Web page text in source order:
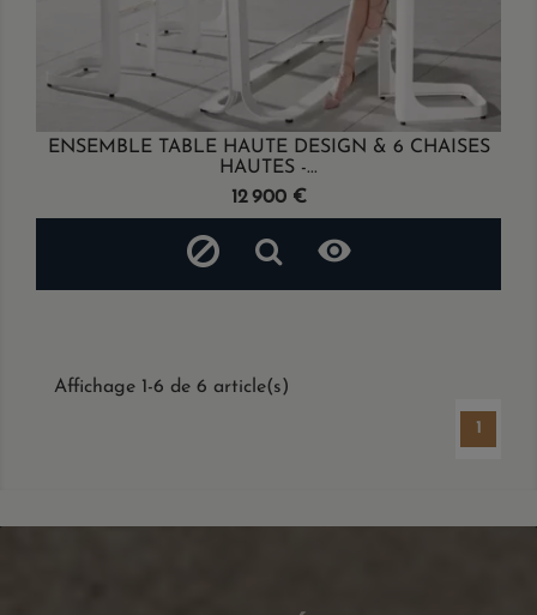
ENSEMBLE TABLE HAUTE DESIGN & 6 CHAISES
HAUTES -...
Prix
12 900 €

Affichage 1-6 de 6 article(s)
1